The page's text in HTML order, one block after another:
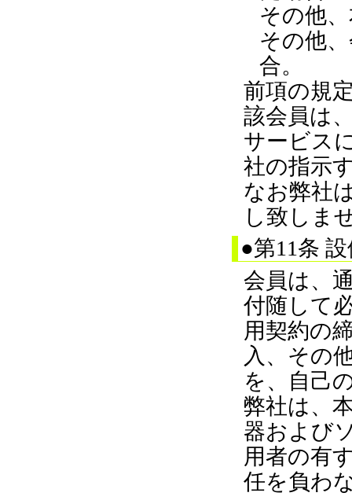
その他
その他
合。
前項の規
該会員は
サービス
社の指示
なお弊社
し致しま
●第11条
会員は、
付随して
用契約の
入、その
を、自己
弊社は、
器および
用者の有
任を負わ